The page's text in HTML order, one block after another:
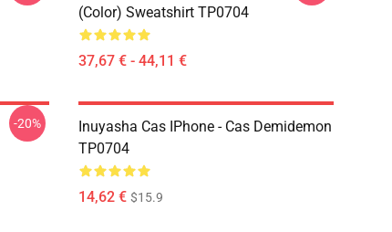
(color) Sweatshirt TP0704
37,67 € - 44,11 €
-20%
Inuyasha Cas IPhone - Cas Demidemon
TP0704
14,62 € $15.9